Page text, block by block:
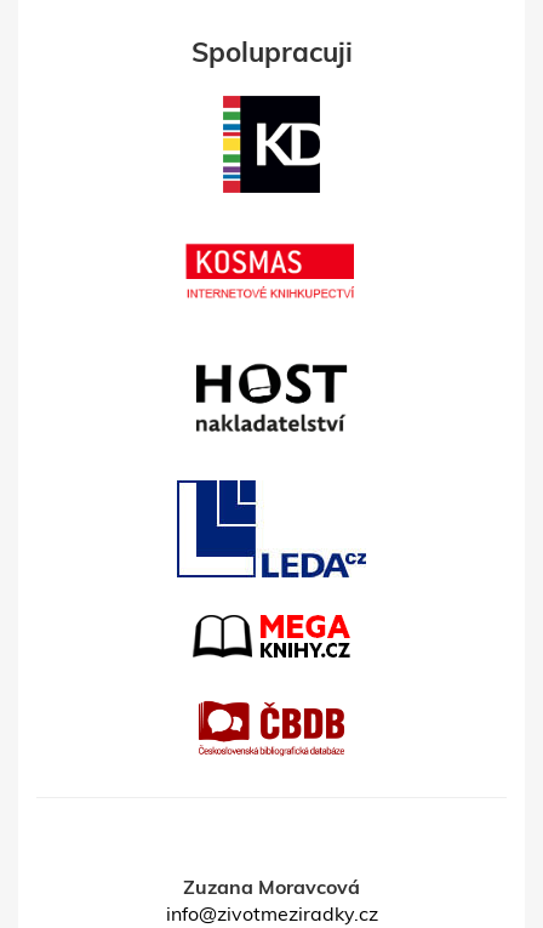
Spolupracuji
Zuzana Moravcová
info@zivotmeziradky.cz